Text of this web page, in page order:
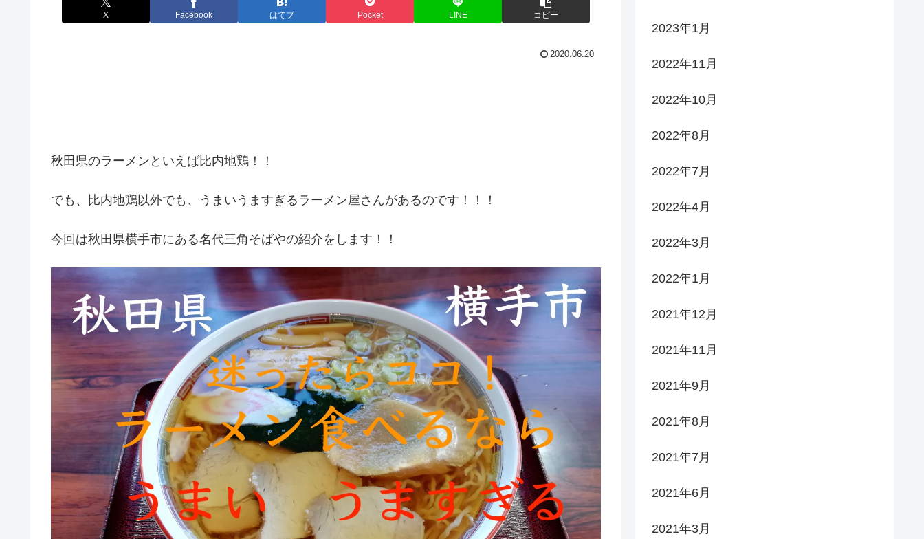
X Facebook はてブ Pocket LINE コピー
2020.06.20
秋田県のラーメンといえば比内地鶏！！
でも、比内地鶏以外でも、うまいうますぎるラーメン屋さんがあるのです！！！
今回は秋田県横手市にある名代三角そばやの紹介をします！！
2023年1月
2022年11月
2022年10月
2022年8月
2022年7月
2022年4月
2022年3月
2022年1月
2021年12月
2021年11月
2021年9月
2021年8月
2021年7月
2021年6月
2021年3月